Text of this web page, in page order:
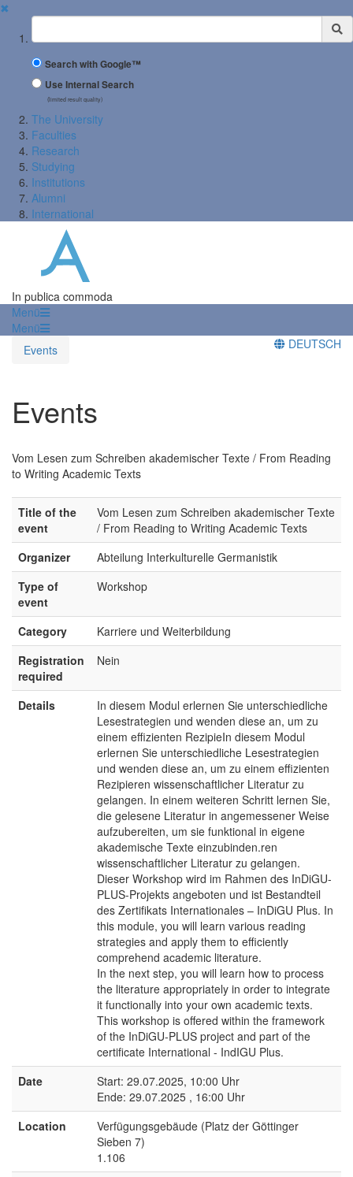
✖
Suchbegriff
Search with Google™
Use Internal Search
(limited result quality)
The University
Faculties
Research
Studying
Institutions
Alumni
International
In publica commoda
Menü
Menü
Events
DEUTSCH
Events
Vom Lesen zum Schreiben akademischer Texte / From Reading
to Writing Academic Texts
Title of the
event
Vom Lesen zum Schreiben akademischer Texte
/ From Reading to Writing Academic Texts
Organizer
Abteilung Interkulturelle Germanistik
Type of
event
Workshop
Category
Karriere und Weiterbildung
Registration
required
Nein
Details
In diesem Modul erlernen Sie unterschiedliche
Lesestrategien und wenden diese an, um zu
einem effizienten RezipieIn diesem Modul
erlernen Sie unterschiedliche Lesestrategien
und wenden diese an, um zu einem effizienten
Rezipieren wissenschaftlicher Literatur zu
gelangen. In einem weiteren Schritt lernen Sie,
die gelesene Literatur in angemessener Weise
aufzubereiten, um sie funktional in eigene
akademische Texte einzubinden.ren
wissenschaftlicher Literatur zu gelangen.
Dieser Workshop wird im Rahmen des InDiGU-
PLUS-Projekts angeboten und ist Bestandteil
des Zertifikats Internationales – InDiGU Plus. In
this module, you will learn various reading
strategies and apply them to efficiently
comprehend academic literature.
In the next step, you will learn how to process
the literature appropriately in order to integrate
it functionally into your own academic texts.
This workshop is offered within the framework
of the InDiGU-PLUS project and part of the
certificate International - IndIGU Plus.
Date
Start: 29.07.2025, 10:00 Uhr
Ende: 29.07.2025 , 16:00 Uhr
Location
Verfügungsgebäude (Platz der Göttinger
Sieben 7)
1.106